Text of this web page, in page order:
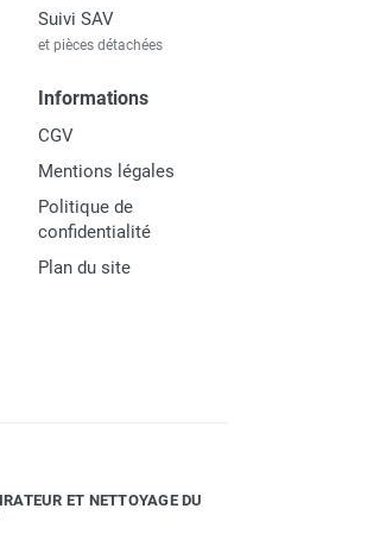
Suivi SAV
et pièces détachées
Informations
CGV
Mentions légales
Politique de
confidentialité
Plan du site
ET NETTOYAGE DU